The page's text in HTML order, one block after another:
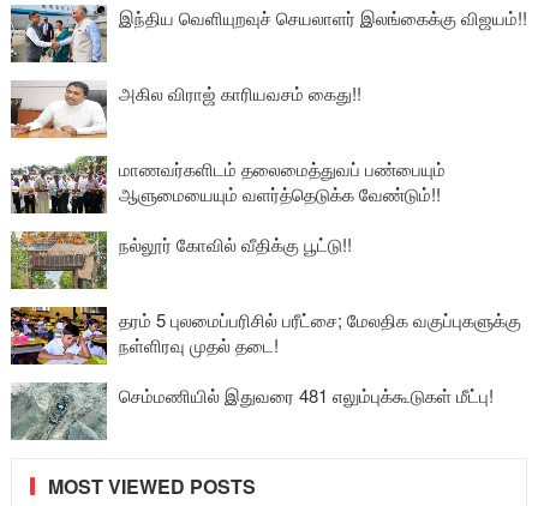
இந்திய வெளியுறவுச் செயலாளர் இலங்கைக்கு விஜயம்!!
அகில விராஜ் காரியவசம் கைது!!
மாணவர்களிடம் தலைமைத்துவப் பண்பையும்
ஆளுமையையும் வளர்த்தெடுக்க வேண்டும்!!
நல்லூர் கோவில் வீதிக்கு பூட்டு!!
தரம் 5 புலமைப்பரிசில் பரீட்சை; மேலதிக வகுப்புகளுக்கு
நள்ளிரவு முதல் தடை!
செம்மணியில் இதுவரை 481 எலும்புக்கூடுகள் மீட்பு!
MOST VIEWED POSTS